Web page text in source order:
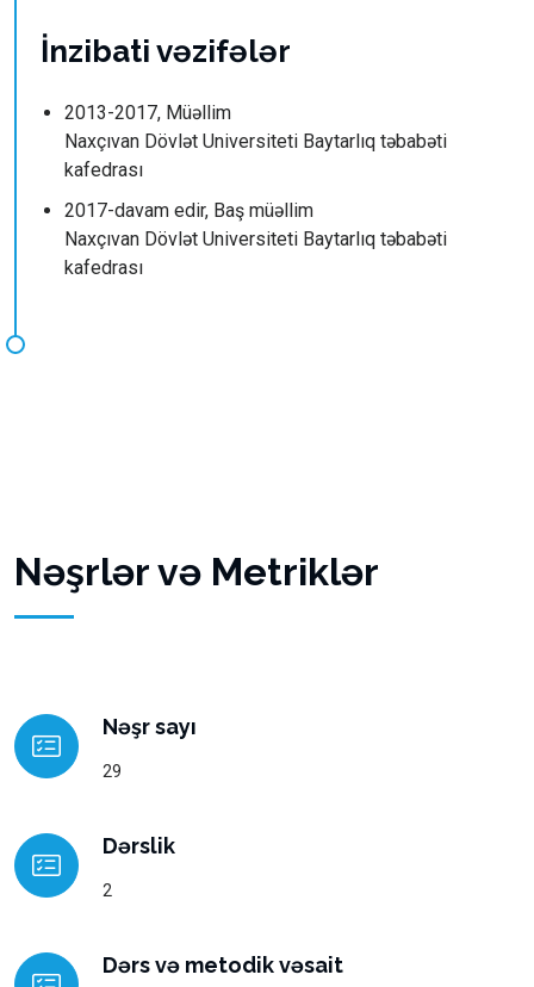
İnzibati vəzifələr
2013-2017, Müəllim
Naxçıvan Dövlət Universiteti Baytarlıq təbabəti
kafedrası
2017-davam edir, Baş müəllim
Naxçıvan Dövlət Universiteti Baytarlıq təbabəti
kafedrası
Nəşrlər və Metriklər
Nəşr sayı
29
Dərslik
2
Dərs və metodik vəsait